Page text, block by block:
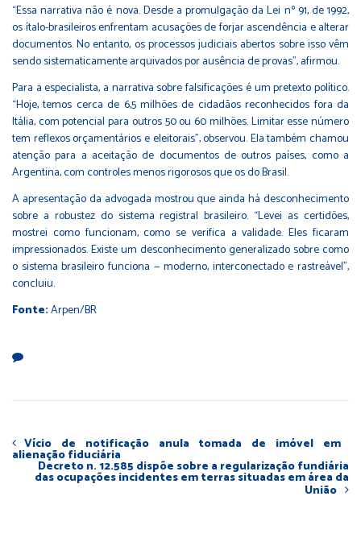
“Essa narrativa não é nova. Desde a promulgação da Lei nº 91, de 1992,
os ítalo-brasileiros enfrentam acusações de forjar ascendência e alterar
documentos. No entanto, os processos judiciais abertos sobre isso vêm
sendo sistematicamente arquivados por ausência de provas”, afirmou.
Para a especialista, a narrativa sobre falsificações é um pretexto político.
“Hoje, temos cerca de 6,5 milhões de cidadãos reconhecidos fora da
Itália, com potencial para outros 50 ou 60 milhões. Limitar esse número
tem reflexos orçamentários e eleitorais”, observou. Ela também chamou
atenção para a aceitação de documentos de outros países, como a
Argentina, com controles menos rigorosos que os do Brasil.
A apresentação da advogada mostrou que ainda há desconhecimento
sobre a robustez do sistema registral brasileiro. “Levei as certidões,
mostrei como funcionam, como se verifica a validade. Eles ficaram
impressionados. Existe um desconhecimento generalizado sobre como
o sistema brasileiro funciona — moderno, interconectado e rastreável”,
concluiu.
Fonte:Arpen/BR
Vício de notificação anula tomada de imóvel em
alienação fiduciária
Decreto n. 12.585 dispõe sobre a regularização fundiária
das ocupações incidentes em terras situadas em área da
União